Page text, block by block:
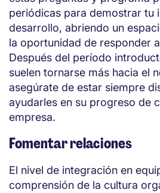
periódicas para demostrar tu
desarrollo, abriendo un
la oportunidad de responder
Después del período
suelen tornarse más hacia el
asegúrate de estar siempre
ayudarles en su progreso de
empresa.
Fomentar relaciones
El nivel de integración en
comprensión de la cultura